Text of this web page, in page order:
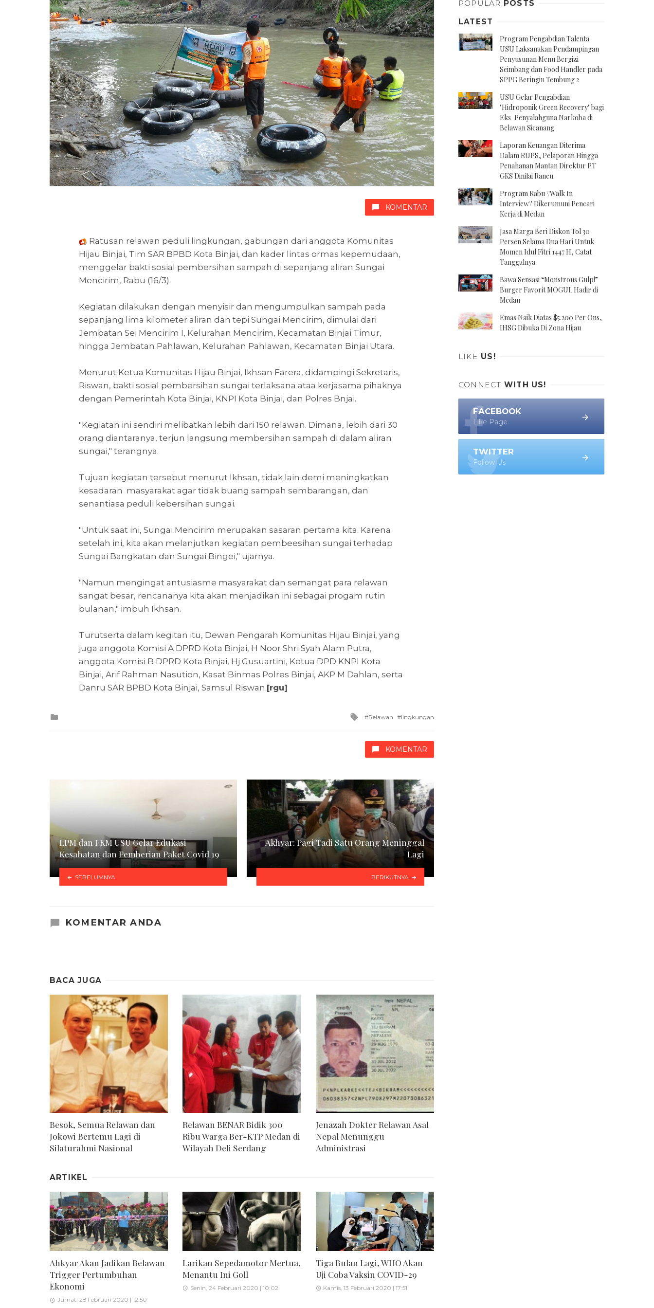
KOMENTAR
Ratusan relawan peduli lingkungan, gabungan dari anggota Komunitas
Hijau Binjai, Tim SAR BPBD Kota Binjai, dan kader lintas ormas kepemudaan,
menggelar bakti sosial pembersihan sampah di sepanjang aliran Sungai
Mencirim, Rabu (16/3).
Kegiatan dilakukan dengan menyisir dan mengumpulkan sampah pada
sepanjang lima kilometer aliran dan tepi Sungai Mencirim, dimulai dari
Jembatan Sei Mencirim I, Kelurahan Mencirim, Kecamatan Binjai Timur,
hingga Jembatan Pahlawan, Kelurahan Pahlawan, Kecamatan Binjai Utara.
Menurut Ketua Komunitas Hijau Binjai, Ikhsan Farera, didampingi Sekretaris,
Riswan, bakti sosial pembersihan sungai terlaksana ataa kerjasama pihaknya
dengan Pemerintah Kota Binjai, KNPI Kota Binjai, dan Polres Bnjai.
"Kegiatan ini sendiri melibatkan lebih dari 150 relawan. Dimana, lebih dari 30
orang diantaranya, terjun langsung membersihan sampah di dalam aliran
sungai," terangnya.
Tujuan kegiatan tersebut menurut Ikhsan, tidak lain demi meningkatkan
kesadaran masyarakat agar tidak buang sampah sembarangan, dan
senantiasa peduli kebersihan sungai.
"Untuk saat ini, Sungai Mencirim merupakan sasaran pertama kita. Karena
setelah ini, kita akan melanjutkan kegiatan pembeesihan sungai terhadap
Sungai Bangkatan dan Sungai Bingei," ujarnya.
"Namun mengingat antusiasme masyarakat dan semangat para relawan
sangat besar, rencananya kita akan menjadikan ini sebagai progam rutin
bulanan," imbuh Ikhsan.
Turutserta dalam kegitan itu, Dewan Pengarah Komunitas Hijau Binjai, yang
juga anggota Komisi A DPRD Kota Binjai, H Noor Shri Syah Alam Putra,
anggota Komisi B DPRD Kota Binjai, Hj Gusuartini, Ketua DPD KNPI Kota
Binjai, Arif Rahman Nasution, Kasat Binmas Polres Binjai, AKP M Dahlan, serta
Danru SAR BPBD Kota Binjai, Samsul Riswan.[rgu]
Tagged
Relawan lingkungan
KOMENTAR
LPM dan FKM USU Gelar Edukasi
Kesahatan dan Pemberian Paket Covid 19
SEBELUMNYA
Akhyar: Pagi Tadi Satu Orang Meninggal
Lagi
BERIKUTNYA
KOMENTAR ANDA
BACA JUGA
Besok, Semua Relawan dan
Jokowi Bertemu Lagi di
Silaturahmi Nasional
Relawan BENAR Bidik 300
Ribu Warga Ber-KTP Medan di
Wilayah Deli Serdang
Jenazah Dokter Relawan Asal
Nepal Menunggu
Administrasi
ARTIKEL
Ahkyar Akan Jadikan Belawan
Trigger Pertumbuhan
Ekonomi
Jumat, 28 Februari 2020 | 12:50
Larikan Sepedamotor Mertua,
Menantu Ini Goll
Senin, 24 Februari 2020 | 10:02
Tiga Bulan Lagi, WHO Akan
Uji Coba Vaksin COVID-29
Kamis, 13 Februari 2020 | 17:51
POPULAR POSTS
LATEST
Program Pengabdian Talenta
USU Laksanakan Pendampingan
Penyusunan Menu Bergizi
Seimbang dan Food Handler pada
SPPG Beringin Tembung 2
USU Gelar Pengabdian
"Hidroponik Green Recovery" bagi
Eks-Penyalahguna Narkoba di
Belawan Sicanang
Laporan Keuangan Diterima
Dalam RUPS, Pelaporan Hingga
Penahanan Mantan Direktur PT
GKS Dinilai Rancu
Program Rabu \'Walk In
Interview\' Dikerumuni Pencari
Kerja di Medan
Jasa Marga Beri Diskon Tol 30
Persen Selama Dua Hari Untuk
Momen Idul Fitri 1447 H, Catat
Tanggalnya
Bawa Sensasi “Monstrous Gulp!”
Burger Favorit MOGUL Hadir di
Medan
Emas Naik Diatas $5.200 Per Ons,
IHSG Dibuka Di Zona Hijau
LIKE US!
CONNECT WITH US!
FACEBOOK
Like Page
TWITTER
Follow Us